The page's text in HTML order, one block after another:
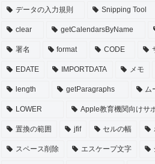
データの入力規則 Snipping Tool
clear getCalendarsByName
署名 format CODE
EDATE IMPORTDATA メモ
length getParagraphs ム
LOWER Apple教育機関向けサ
置換の範囲 jfif セルの幅
スペース削除 エスケープ文字